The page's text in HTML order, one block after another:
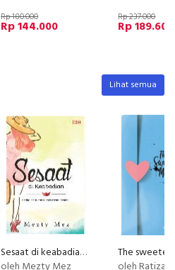
Rp 180.000
Rp 144.000
Rp 237.000
Rp 189.600
Lihat semua
Sesaat di keabadian (Edisi TTD)
oleh Mezty Mez
oleh Ratiza